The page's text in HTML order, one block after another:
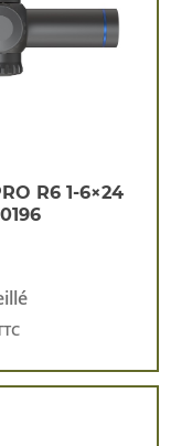
R6 1-6×24